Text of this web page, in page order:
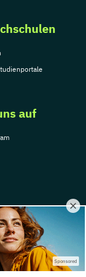
Sponsored
auf